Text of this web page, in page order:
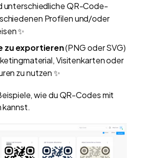
unterschiedliche QR-Code-
Profilen und/oder
✨
zu exportieren(PNG oder SVG)
Visitenkarten oder
zu nutzen ✨
wie du QR-Codes mit
kannst.